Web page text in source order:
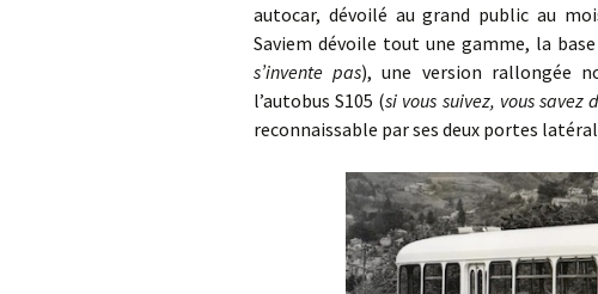
autocar, dévoilé au grand public au
Saviem dévoile tout une gamme, la
s’invente pas), une version rallongée
l’autobus S105 (si vous suivez, vous
reconnaissable par ses deux portes